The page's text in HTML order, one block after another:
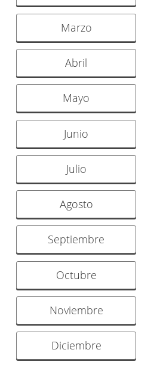
Marzo
Abril
Mayo
Junio
Julio
Agosto
Septiembre
Octubre
Noviembre
Diciembre